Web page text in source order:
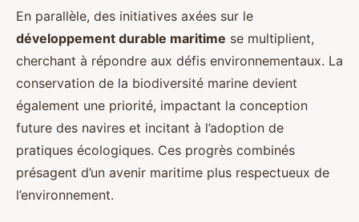
En parallèle, des initiatives axées sur le
développement durable maritime se multiplient,
cherchant à répondre aux défis environnementaux. La
conservation de la biodiversité marine devient
également une priorité, impactant la conception
future des navires et incitant à l’adoption de
pratiques écologiques. Ces progrès combinés
présagent d’un avenir maritime plus respectueux de
l’environnement.